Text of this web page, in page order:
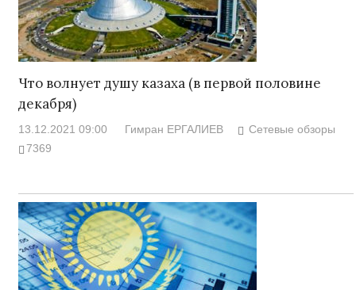
Что волнует душу казаха (в первой половине
декабря)
13.12.2021 09:00 Гимран ЕРГАЛИЕВ
Сетевые обзоры
7369